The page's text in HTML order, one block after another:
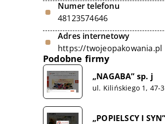
Numer telefonu
48123574646
Adres internetowy
https://twojeopakowania.pl
Podobne firmy
„NAGABA” sp. j
ul. Kilińskiego 1, 47-
„POPIELSCY I